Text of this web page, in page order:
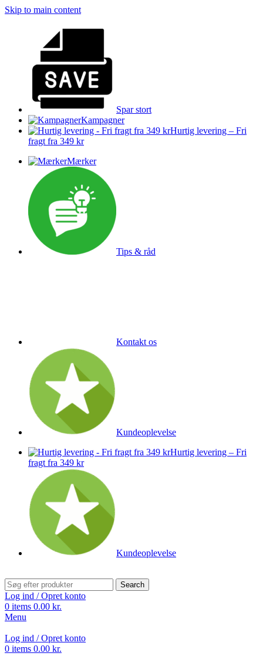
Skip to main content
Spar stort
Kampagner
Hurtig levering – Fri
fragt fra 349 kr
Mærker
Tips & råd
Kontakt os
Kundeoplevelse
Hurtig levering – Fri
fragt fra 349 kr
Kundeoplevelse
Search
Log ind / Opret konto
0 items 0.00 kr.
Menu
Log ind / Opret konto
0 items 0.00 kr.